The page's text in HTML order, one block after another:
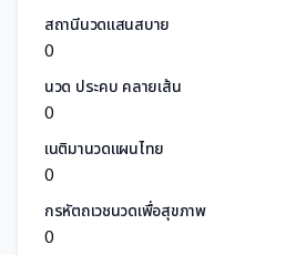
สถานีนวดแสนสบาย
0
นวด ประคบ คลายเส้น
0
เนติมานวดแผนไทย
0
กรหัตถเวชนวดเพื่อสุขภาพ
0